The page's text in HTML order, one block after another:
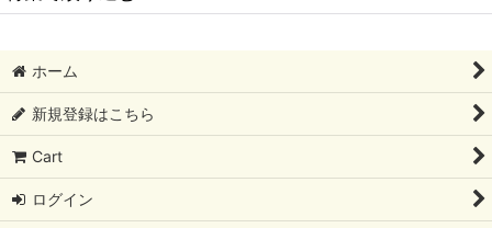
SIMPLE SILVER925
COOL MODERN
ホーム
新規登録はこちら
Cart
ログイン